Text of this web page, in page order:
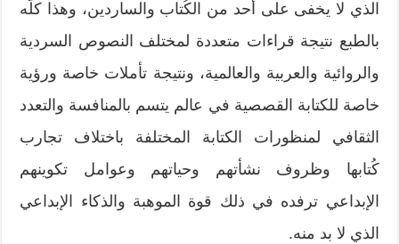
الذي لا يخفى على أحد من الكُتاب والساردين، وهذا كلّه
بالطبع نتيجة قراءات متعددة لمختلف النصوص السردية
والروائية والعربية والعالمية، ونتيجة تأملات خاصة ورؤية
خاصة للكتابة القصصية في عالم يتسم بالمنافسة والتعدد
الثقافي لمنظورات الكتابة المختلفة باختلاف تجارب
كُتابها وظروف نشأتهم وحياتهم وعوامل تكوينهم
الإبداعي ترفده في ذلك قوة الموهبة والذكاء الإبداعي
الذي لا بد منه.